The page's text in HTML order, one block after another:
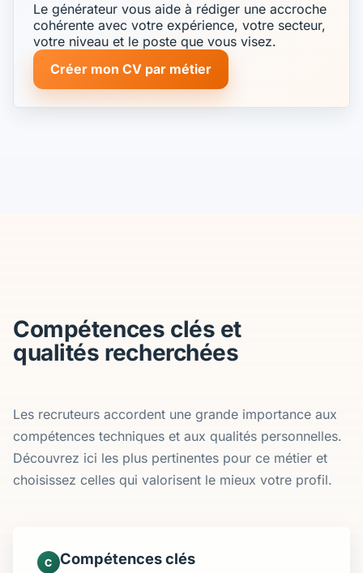
Le générateur vous aide à rédiger une accroche
cohérente avec votre expérience, votre secteur,
votre niveau et le poste que vous visez.
Créer mon CV par métier
Compétences clés et
qualités recherchées
Les recruteurs accordent une grande importance aux
compétences techniques et aux qualités personnelles.
Découvrez ici les plus pertinentes pour ce métier et
choisissez celles qui valorisent le mieux votre profil.
C Compétences clés